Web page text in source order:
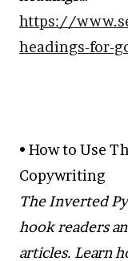
https://
headings-for-
• How to Use
Copywriting
The Inverted
hook readers
articles. Learn